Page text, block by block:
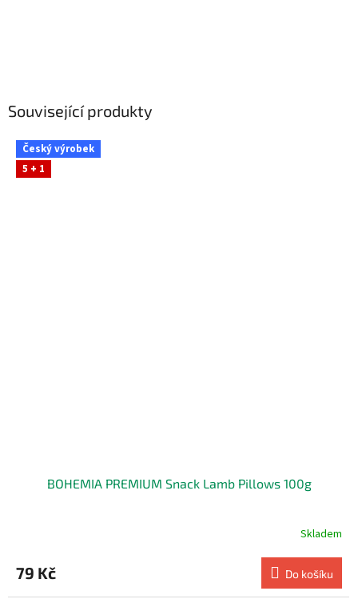
Související produkty
Český výrobek
5 + 1
BOHEMIA PREMIUM Snack Lamb Pillows 100g
Skladem
79 Kč Do košíku